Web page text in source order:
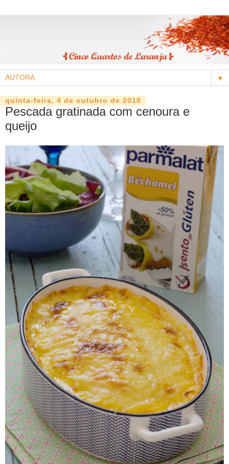
▼
quinta-feira, 4 de outubro de 2018
Pescada gratinada com cenoura e
queijo